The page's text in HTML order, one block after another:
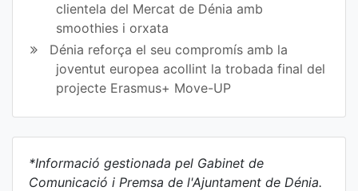
clientela del Mercat de Dénia amb
smoothies i orxata
Dénia reforça el seu compromís amb la
joventut europea acollint la trobada final del
projecte Erasmus+ Move-UP
*Informació gestionada pel Gabinet de
Comunicació i Premsa de l'Ajuntament de Dénia.